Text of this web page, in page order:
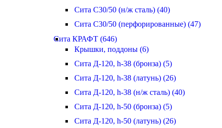
Сита С30/50 (н/ж сталь) (40)
Сита С30/50 (перфорированные) (47)
Сита КРАФТ (646)
Крышки, поддоны (6)
Сита Д-120, h-38 (бронза) (5)
Сита Д-120, h-38 (латунь) (26)
Сита Д-120, h-38 (н/ж сталь) (40)
Сита Д-120, h-50 (бронза) (5)
Сита Д-120, h-50 (латунь) (26)